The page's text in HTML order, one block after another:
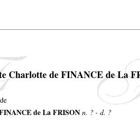
Charlotte de FINANCE de La
de La FRISON n. ? - d. ?